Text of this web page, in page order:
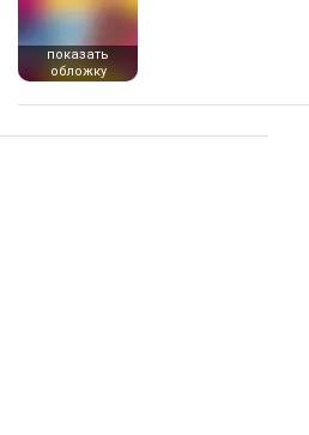
показать
обложку